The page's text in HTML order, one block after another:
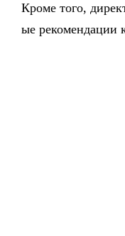
Кроме того,
ые рекомендации